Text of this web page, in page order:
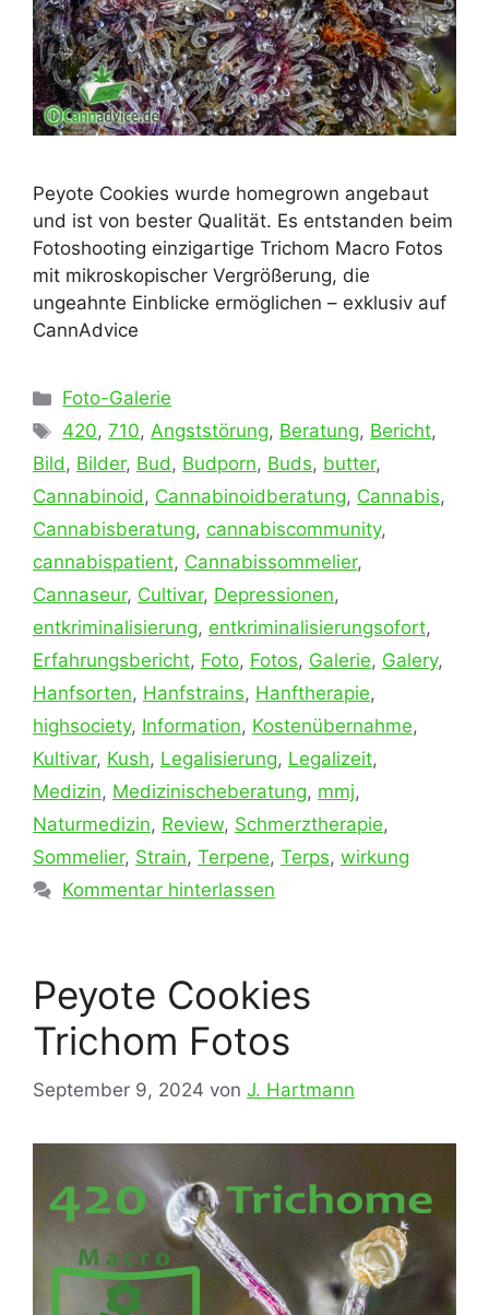
Peyote Cookies wurde homegrown angebaut
und ist von bester Qualität. Es entstanden beim
Fotoshooting einzigartige Trichom Macro Fotos
mit mikroskopischer Vergrößerung, die
ungeahnte Einblicke ermöglichen – exklusiv auf
CannAdvice
Kategorien
Foto-Galerie
Schlagwörter
420,710,Angststörung, Beratung, Bericht,
Bild, Bilder, Bud, Budporn, Buds, butter,
Cannabinoid, Cannabinoidberatung, Cannabis,
Cannabisberatung, cannabiscommunity,
cannabispatient, Cannabissommelier,
Cannaseur, Cultivar, Depressionen,
entkriminalisierung, entkriminalisierungsofort,
Erfahrungsbericht, Foto, Fotos, Galerie, Galery,
Hanfsorten, Hanfstrains, Hanftherapie,
highsociety, Information, Kostenübernahme,
Kultivar, Kush, Legalisierung, Legalizeit,
Medizin, Medizinischeberatung, mmj,
Naturmedizin, Review, Schmerztherapie,
Sommelier, Strain, Terpene, Terps, wirkung
Kommentar hinterlassen
Peyote Cookies
Trichom Fotos
September 9, 2024 von J. Hartmann